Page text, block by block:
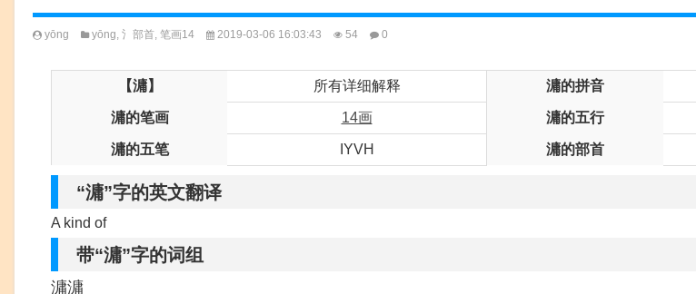
yōng yōng, 氵部首, 笔画14 2019-03-06 16:03:43 54 0
【滽】 所有详细解释 滽的拼音
滽的笔画 14画 滽的五行
滽的五笔 IYVH 滽的部首
“滽”字的英文翻译
A kind of
带“滽”字的词组
滽滽